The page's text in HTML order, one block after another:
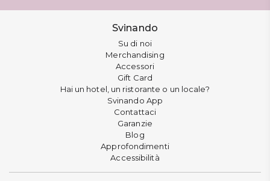
Svinando
Su di noi
Merchandising
Accessori
Gift Card
Hai un hotel, un ristorante o un locale?
Svinando App
Contattaci
Garanzie
Blog
Approfondimenti
Accessibilità